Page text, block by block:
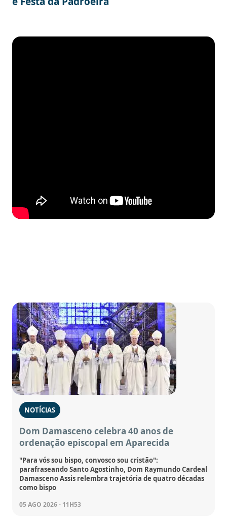
NOTÍCIAS
Dom Damasceno celebra 40 anos de
ordenação episcopal em Aparecida
"Para vós sou bispo, convosco sou cristão":
parafraseando Santo Agostinho, Dom Raymundo Cardeal
Damasceno Assis relembra trajetória de quatro décadas
como bispo
05 AGO 2026 - 11H53